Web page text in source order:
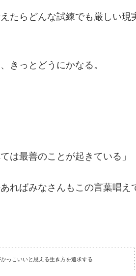
たらどんな試練でも厳しい
きっとどうにかなる。
ては最善のことが起きている」
ればみなさんもこの言葉唱え
かっこいいと思える生き方を追求する